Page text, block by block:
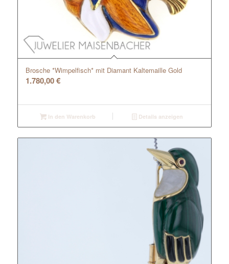
Brosche *Wimpelfisch* mit Diamant Kaltemaille Gold
1.780,00€
In den Warenkorb Details anzeigen